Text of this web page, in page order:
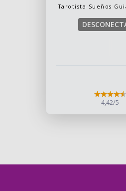
Tarotista Sueños
4,42/5